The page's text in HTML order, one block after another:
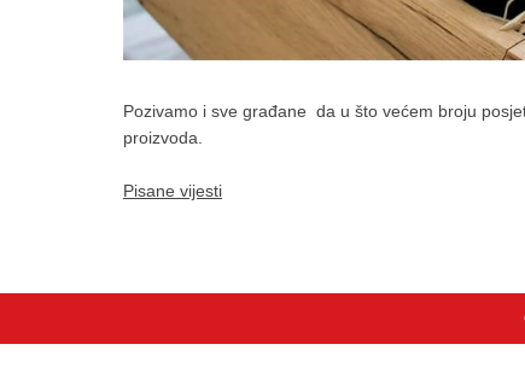
Pozivamo i sve građane da u što većem broju
proizvoda.
Pisane vijesti